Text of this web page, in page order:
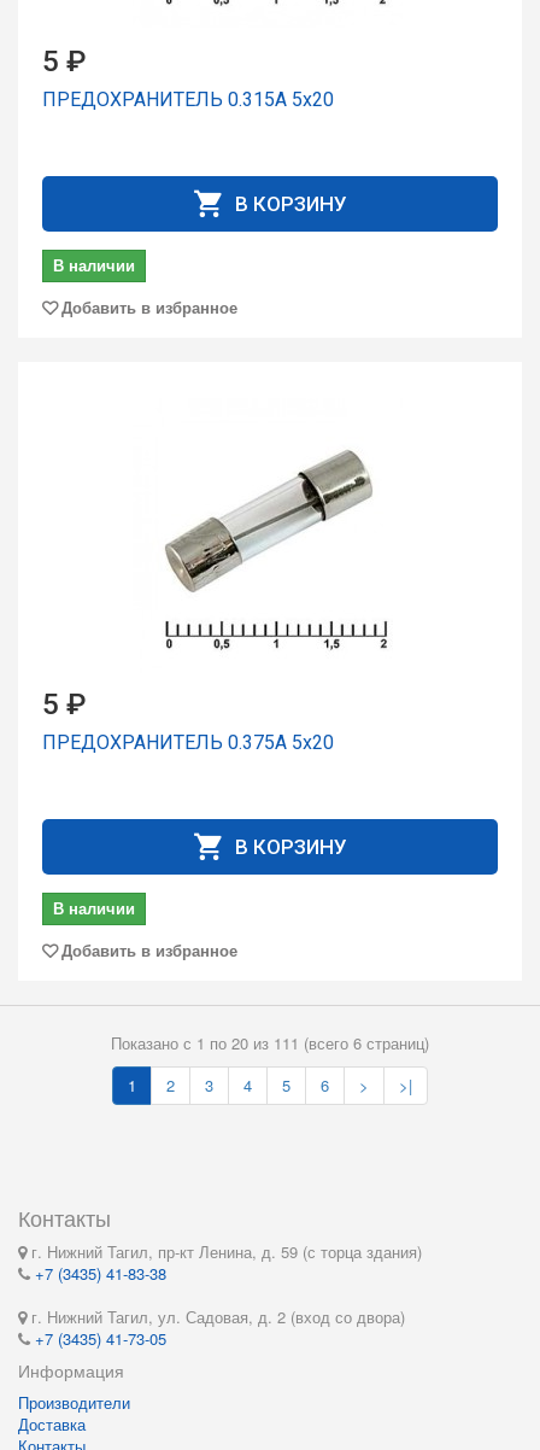
5 ₽
ПРЕДОХРАНИТЕЛЬ 0.315А 5x20
В КОРЗИНУ
В наличии
Добавить в избранное
5 ₽
ПРЕДОХРАНИТЕЛЬ 0.375А 5x20
В КОРЗИНУ
В наличии
Добавить в избранное
Показано с 1 по 20 из 111 (всего 6 страниц)
1
2 3 4 5 6 > >|
Контакты
г. Нижний Тагил, пр-кт Ленина, д. 59 (с торца здания)
+7 (3435) 41-83-38
г. Нижний Тагил, ул. Садовая, д. 2 (вход со двора)
+7 (3435) 41-73-05
Информация
Производители
Доставка